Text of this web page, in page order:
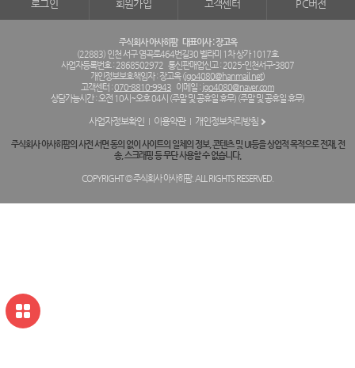
로그인 회원가입 고객센터 PC버전
주식회사 아사히팜 대표이사 : 장고옥
(22883) 인천 서구 염곡로464번길30 벨라미 1차 상가 1017호
사업자등록번호 : 2868502972 통신판매업신고 : 2025-인천서구-3807
개인정보보호책임자 : 장고옥 (jgo4080@hanmail.net)
고객센터 :070-8810-9943 이메일 : jgo4080@naver.com
상담가능시간 : 오전 10시~오후 04시 (주말 및 공휴일 휴무) (주말 및 공휴일 휴무)
사업자정보확인 이용약관 개인정보처리방침
주식회사 아사히팜의 사전 서면 동의 없이 사이트의 일체의 정보, 콘텐츠 및 UI등을 상업적 목적으로 전재, 전
송, 스크래핑 등 무단 사용할 수 없습니다.
COPYRIGHT © 주식회사 아사히팜. ALL RIGHTS RESERVED.